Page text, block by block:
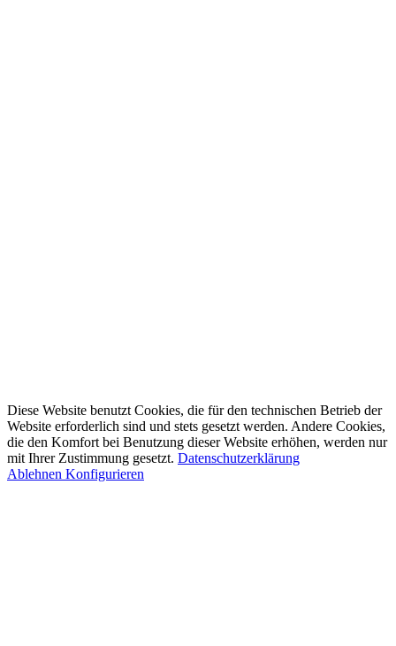
Diese Website benutzt Cookies, die für den technischen Betrieb der
Website erforderlich sind und stets gesetzt werden. Andere Cookies,
die den Komfort bei Benutzung dieser Website erhöhen, werden nur
mit Ihrer Zustimmung gesetzt. Datenschutzerklärung
Ablehnen Konfigurieren